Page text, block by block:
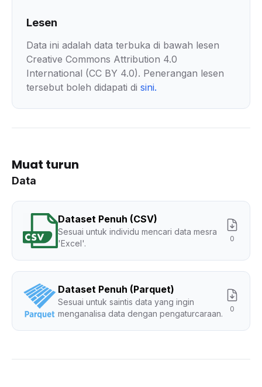
Lesen
Data ini adalah data terbuka di bawah lesen
Creative Commons Attribution 4.0
International (CC BY 4.0). Penerangan lesen
tersebut boleh didapati di sini.
Muat turun
Data
Dataset Penuh (CSV)
Sesuai untuk individu mencari data mesra
'Excel'.
0
Dataset Penuh (Parquet)
Sesuai untuk saintis data yang ingin
menganalisa data dengan pengaturcaraan.
0